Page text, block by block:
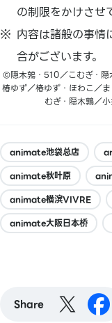
の制限をかけさせ
内容は諸般の事情
合がございます。
©隠木鶉・510／こむぎ・隠
椿ゆず／椿ゆず・ほわこ／
むぎ・隠木鶉／
animate池袋总店
animate秋叶原
animate横滨VIVRE
animate大阪日本桥
Share